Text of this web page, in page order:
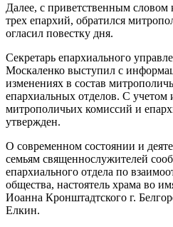
Далее, с приветственным словом
трех епархий, обратился
огласил повестку дня.
Секретарь епархиального
Москаленко выступил с
изменениях в состав
епархиальных отделов. С учетом
митрополичьих комиссий и
утвержден.
О современном состоянии и
семьям священнослужителей
епархиального отдела по
общества, настоятель храма во
Иоанна Кронштадтского г.
Елкин.